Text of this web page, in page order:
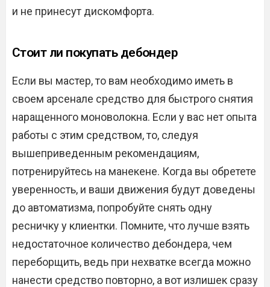
и не принесут дискомфорта.
Стоит ли покупать дебондер
Если вы мастер, то вам необходимо иметь в
своем арсенале средство для быстрого снятия
наращенного моноволокна. Если у вас нет опыта
работы с этим средством, то, следуя
вышеприведенным рекомендациям,
потренируйтесь на манекене. Когда вы обретете
уверенность, и ваши движения будут доведены
до автоматизма, попробуйте снять одну
ресничку у клиентки. Помните, что лучше взять
недостаточное количество дебондера, чем
переборщить, ведь при нехватке всегда можно
нанести средство повторно, а вот излишек сразу